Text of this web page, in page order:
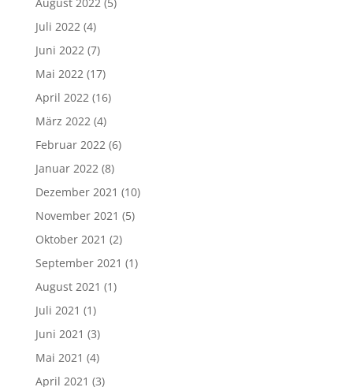
Juli 2022 (4)
Juni 2022 (7)
Mai 2022 (17)
April 2022 (16)
März 2022 (4)
Februar 2022 (6)
Januar 2022 (8)
Dezember 2021 (10)
November 2021 (5)
Oktober 2021 (2)
September 2021 (1)
August 2021 (1)
Juli 2021 (1)
Juni 2021 (3)
Mai 2021 (4)
April 2021 (3)